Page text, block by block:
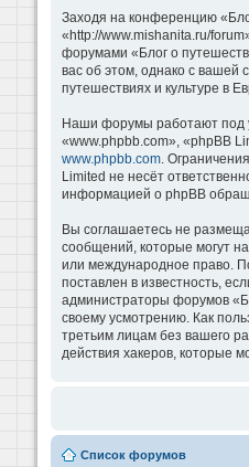
Заходя на конференцию
«http://www.mishanita.ru/
форумами «Блог о
вас об этом, однако с вашей
путешествиях и культуре в
Наши форумы работают под
«www.phpbb.com», «phpBB
www.phpbb.com.
Limited не несёт
информацией о phpBB
Вы соглашаетесь не
сообщений, которые могут
или международное право.
поставлен в известность,
администраторы форумов
своему усмотрению. Как
третьим лицам без вашего
действия хакеров, которые
Список форумов